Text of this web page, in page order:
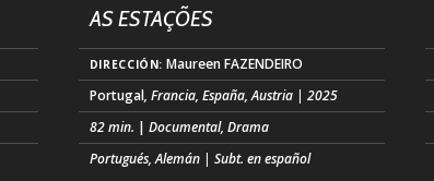
AS ESTAÇÕES
DIRECCIÓN: Maureen FAZENDEIRO
Portugal, Francia, España, Austria | 2025
82 min. | Documental, Drama
Portugués, Alemán | Subt. en español